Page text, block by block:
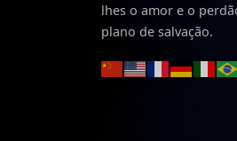
lhes o amor e o
plano de salvação.